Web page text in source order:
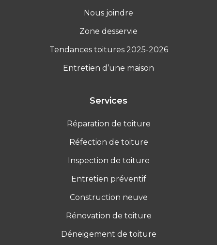
Nous joindre
Zone desservie
Tendances toitures 2025-2026
Entretien d’une maison
Services
Réparation de toiture
Réfection de toiture
Inspection de toiture
Entretien préventif
Construction neuve
Rénovation de toiture
Déneigement de toiture